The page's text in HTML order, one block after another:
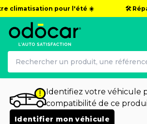
climatisation pour l'été ☀️ 🛠️
Identifiez votre véhicule
compatibilité de ce
Identifier mon véhicule